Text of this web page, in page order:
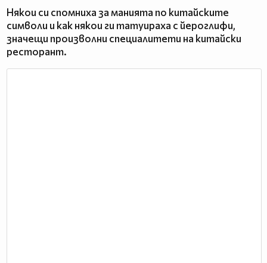
Някои си спомниха за манията по китайските
символи и как някои ги татуираха с йероглифи,
значещи произволни специалитети на китайски
ресторант.